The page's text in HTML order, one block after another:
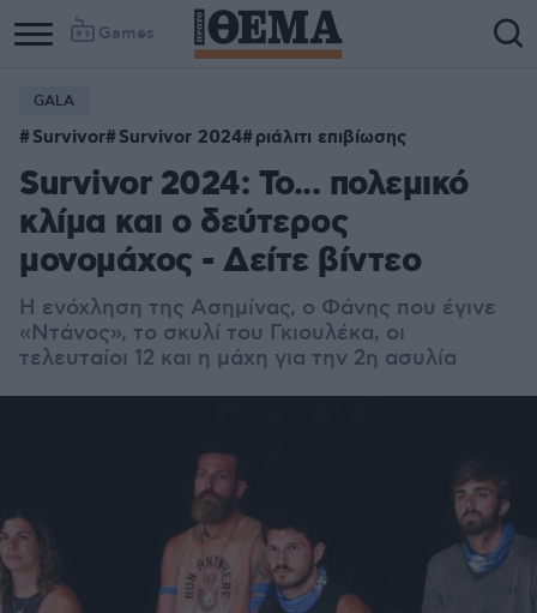
Games
GALA
Survivor Survivor 2024 ριάλιτι επιβίωσης
Survivor 2024: Το... πολεμικό
κλίμα και ο δεύτερος
μονομάχος - Δείτε βίντεο
Η ενόχληση της Ασημίνας, ο Φάνης που έγινε
«Ντάνος», το σκυλί του Γκιουλέκα, οι
τελευταίοι 12 και η μάχη για την 2η ασυλία